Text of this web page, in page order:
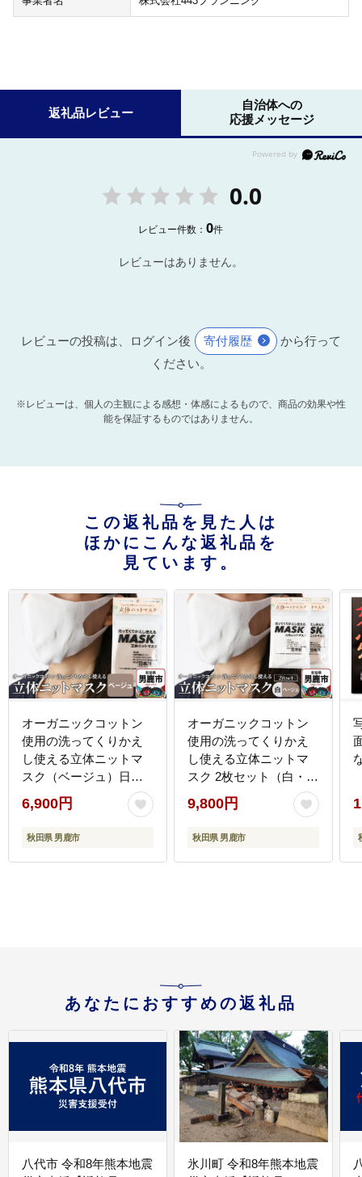
返礼品レビュー
自治体への
応援メッセージ
0.0
レビュー件数：0件
レビューはありません。
レビューの投稿は、ログイン後 寄付履歴
から行って
ください。
※レビューは、個人の主観による感想・体感によるもので、商品の効果や性
能を保証するものではありません。
この返礼品を見た人は
ほかにこんな返礼品を
見ています。
オーガニックコットン
使用の洗ってくりかえ
し使える立体ニットマ
スク（ベージュ）日本
製 洗える
6,900円
秋田県 男鹿市
オーガニックコットン
使用の洗ってくりかえ
し使える立体ニットマ
スク 2枚セット（白・ベ
ージュ 各色1枚）日本製
洗える
9,800円
秋田県 男鹿市
あなたにおすすめの返礼品
八代市 令和8年熊本地震
氷川町 令和8年熊本地震